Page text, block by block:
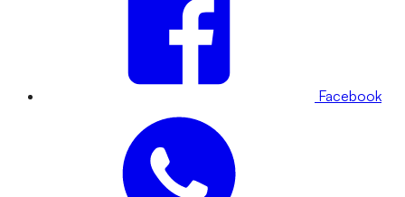
Facebook